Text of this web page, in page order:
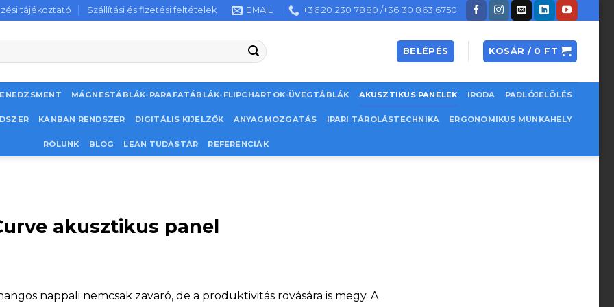
tájékoztató Szállítási és fizetési feltételek EMAIL +36 20 230 7880 /+36 30 863 6750
BELÉPÉS KOSÁR / 0 FT
MÁGNESTÁBLÁK-PARAFATÁBLÁK-FLIPCHARTOK-ÜVEGTÁBLÁK AKUSZTIKUS PANELEK IRODA PADLÓJELÖLÉS
KANBAN RENDSZER DIGITÁLIS KIJELZŐK ANYAGMOZGATÁS IPARI TÁROLÁSTECHNIKA ERGONOMIKUS MUNKAHELY
RÓLUNK BLOG LEAN TUDÁSTÁR REFERENCIÁK
akusztikus panel
nappali nemcsak zavaró, de a produktivitás rovására is megy. A